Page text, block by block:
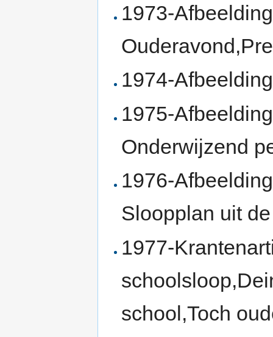
1973-
1974-
1975-
Onderwijzend
1976-
Sloopplan uit
1977-
school,Toch